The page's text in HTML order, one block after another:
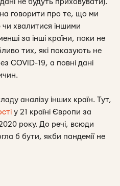
не будуть приховувати).
говорити про те, що ми
хвалитися іншими
за інші країни, поки не
тих, які показують не
COVID-19, а повні дані
аналізу інших країн. Тут,
у 21 країні Європи за
року. До речі, всюди
б бути, якби пандемії не